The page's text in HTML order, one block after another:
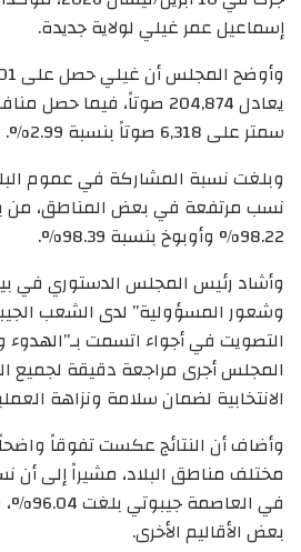
إسماعيل عمر غيلي لولاية جديدة.
يعادل 204,874 صوتاً،
سمتر على 6,318 صوتاً بنسبة 2.99%.
نسب مرتفعة في بعض المناطق، من
98.22% وأوبوخ بنسبة 98.39%.
وأشاد رئيس المجلس الدستوري في
وشعور المسؤولية” لدى الشعب
التصويت في أجواء اتسمت بـ”الهدوء
المجلس أجرى مراجعة دقيقة لجميع
الانتخابية لضمان سلامة ونزاهة
وأضاف أن النتائج عكست تفوقاً
مختلف مناطق البلاد، مشيراً إلى أن
بعض الأقاليم الأخرى.